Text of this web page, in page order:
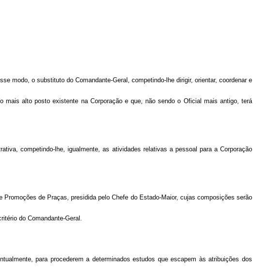
modo, o substituto do Comandante-Geral, competindo-lhe dirigir, orientar, coordenar e
mais alto posto existente na Corporação e que, não sendo o Oficial mais antigo, terá
competindo-lhe, igualmente, as atividades relativas a pessoal para a Corporação
de Praças, presidida pelo Chefe do Estado-Maior, cujas composições serão
do Comandante-Geral.
para procederem a determinados estudos que escapem às atribuições dos